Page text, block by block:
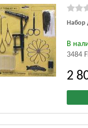
Набор
В
3484
2